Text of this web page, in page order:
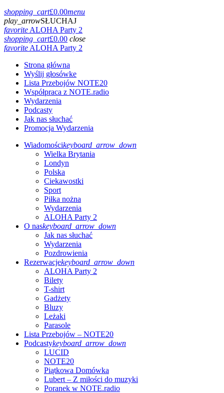
shopping_cart£0.00menu
play_arrowSŁUCHAJ
favoriteALOHA Party 2
shopping_cart£0.00 close
favoriteALOHA Party 2
Strona główna
Wyślij głosówke
Lista Przebojów NOTE20
Współpraca z NOTE.radio
Wydarzenia
Podcasty
Jak nas słuchać
Promocja Wydarzenia
Wiadomościkeyboard_arrow_down
Wielka Brytania
Londyn
Polska
Ciekawostki
Sport
Piłka nożna
Wydarzenia
ALOHA Party 2
O naskeyboard_arrow_down
Jak nas słuchać
Wydarzenia
Pozdrowienia
Rezerwacjekeyboard_arrow_down
ALOHA Party 2
Bilety
T-shirt
Gadżety
Bluzy
Leżaki
Parasole
Lista Przebojów – NOTE20
Podcastykeyboard_arrow_down
LUCID
NOTE20
Piątkowa Domówka
Lubert – Z miłości do muzyki
Poranek w NOTE.radio